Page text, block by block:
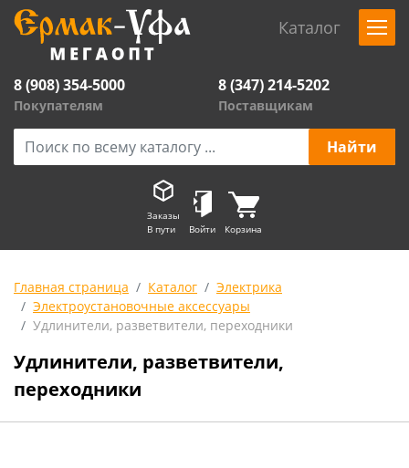
Каталог
8 (908) 354-5000
Покупателям
8 (347) 214-5202
Поставщикам
Заказы
В пути
Войти Корзина
Главная страница Каталог
Электрика
Электроустановочные аксессуары
Удлинители, разветвители, переходники
Удлинители, разветвители,
переходники